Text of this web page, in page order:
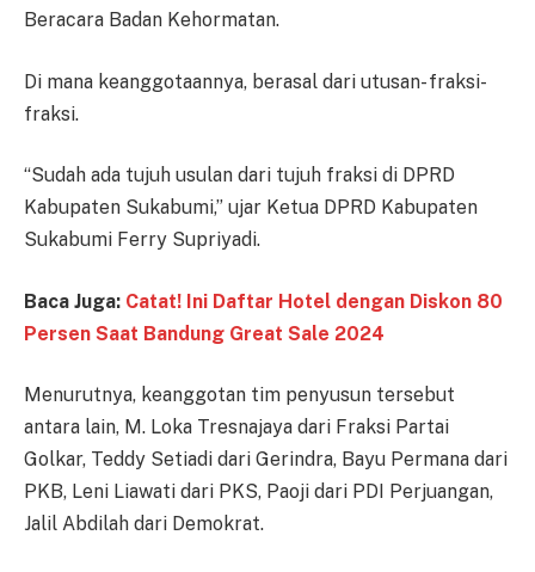
Beracara Badan Kehormatan.
Di mana keanggotaannya, berasal dari utusan- fraksi-
fraksi.
“Sudah ada tujuh usulan dari tujuh fraksi di DPRD
Kabupaten Sukabumi,” ujar Ketua DPRD Kabupaten
Sukabumi Ferry Supriyadi.
Baca Juga: Catat! Ini Daftar Hotel dengan Diskon 80
Persen Saat Bandung Great Sale 2024
Menurutnya, keanggotan tim penyusun tersebut
antara lain, M. Loka Tresnajaya dari Fraksi Partai
Golkar, Teddy Setiadi dari Gerindra, Bayu Permana dari
PKB, Leni Liawati dari PKS, Paoji dari PDI Perjuangan,
Jalil Abdilah dari Demokrat.